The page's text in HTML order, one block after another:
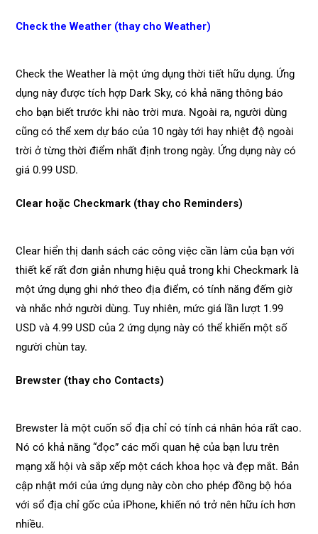
Check the Weather (thay cho Weather)
Check the Weather là một ứng dụng thời tiết hữu dụng. Ứng
dụng này được tích hợp Dark Sky, có khả năng thông báo
cho bạn biết trước khi nào trời mưa. Ngoài ra, người dùng
cũng có thể xem dự báo của 10 ngày tới hay nhiệt độ ngoài
trời ở từng thời điểm nhất định trong ngày. Ứng dụng này có
giá 0.99 USD.
Clear hoặc Checkmark (thay cho Reminders)
Clear hiển thị danh sách các công việc cần làm của bạn với
thiết kế rất đơn giản nhưng hiệu quả trong khi Checkmark là
một ứng dụng ghi nhớ theo địa điểm, có tính năng đếm giờ
và nhắc nhở người dùng. Tuy nhiên, mức giá lần lượt 1.99
USD và 4.99 USD của 2 ứng dụng này có thể khiến một số
người chùn tay.
Brewster (thay cho Contacts)
Brewster là một cuốn sổ địa chỉ có tính cá nhân hóa rất cao.
Nó có khả năng “đọc” các mối quan hệ của bạn lưu trên
mạng xã hội và sắp xếp một cách khoa học và đẹp mắt. Bản
cập nhật mới của ứng dụng này còn cho phép đồng bộ hóa
với sổ địa chỉ gốc của iPhone, khiến nó trở nên hữu ích hơn
nhiều.